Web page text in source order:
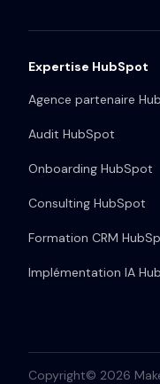
Expertise HubSpot
Agence partenaire
Audit HubSpot
Onboarding HubSpot
Consulting HubSpot
Formation CRM
Implémentation IA
Copyright© 2026